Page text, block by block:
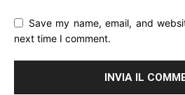
Save my name, email, and
next time I comment.